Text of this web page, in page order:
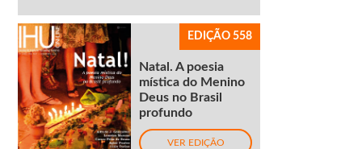
EDIÇÃO 558
Natal. A poesia
mística do Menino
Deus no Brasil
profundo
VER EDIÇÃO